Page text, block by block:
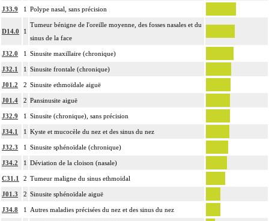
J33.9 1 Polype nasal, sans précision
D14.0 1
Tumeur bénigne de l'oreille moyenne, des fosses nasales et du
sinus de la face
J32.0 1 Sinusite maxillaire (chronique)
J32.1 1 Sinusite frontale (chronique)
J01.2 2 Sinusite ethmoïdale aiguë
J01.4 2 Pansinusite aiguë
J32.9 1 Sinusite (chronique), sans précision
J34.1 1 Kyste et mucocèle du nez et des sinus du nez
J32.3 1 Sinusite sphénoïdale (chronique)
J34.2 1 Déviation de la cloison (nasale)
C31.1 2 Tumeur maligne du sinus ethmoïdal
J01.3 2 Sinusite sphénoïdale aiguë
J34.8 1 Autres maladies précisées du nez et des sinus du nez